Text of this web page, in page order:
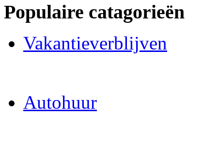
Populaire catagorieën
Vakantieverblijven
Autohuur